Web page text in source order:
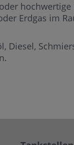
Erdgas im
Diesel,